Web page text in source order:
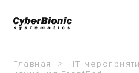
Главная IT